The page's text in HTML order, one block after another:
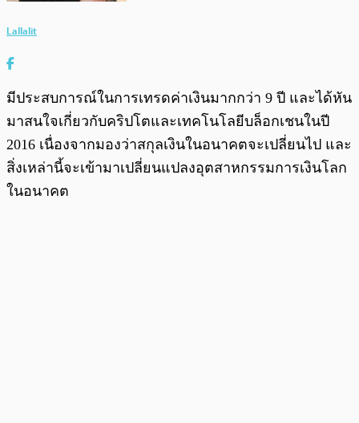
Lallalit
มีประสบการณ์ในการเทรดค่าเงินมากกว่า 9 ปี และได้หัน
มาสนใจเกี่ยวกับคริปโตและเทคโนโลยีบล็อกเชนในปี
2016 เนื่องจากมองว่าสกุลเงินในอนาคตจะเปลี่ยนไป และ
สิ่งเหล่านี้จะเข้ามาเปลี่ยนแปลงอุตสาหกรรมการเงินโลก
ในอนาคต